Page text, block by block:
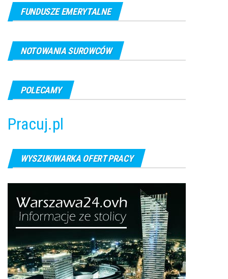
FUNDUSZE EMERYTALNE
NOTOWANIA SUROWCÓW
POLECAMY
Pracuj.pl
WYSZUKIWARKA OFERT PRACY